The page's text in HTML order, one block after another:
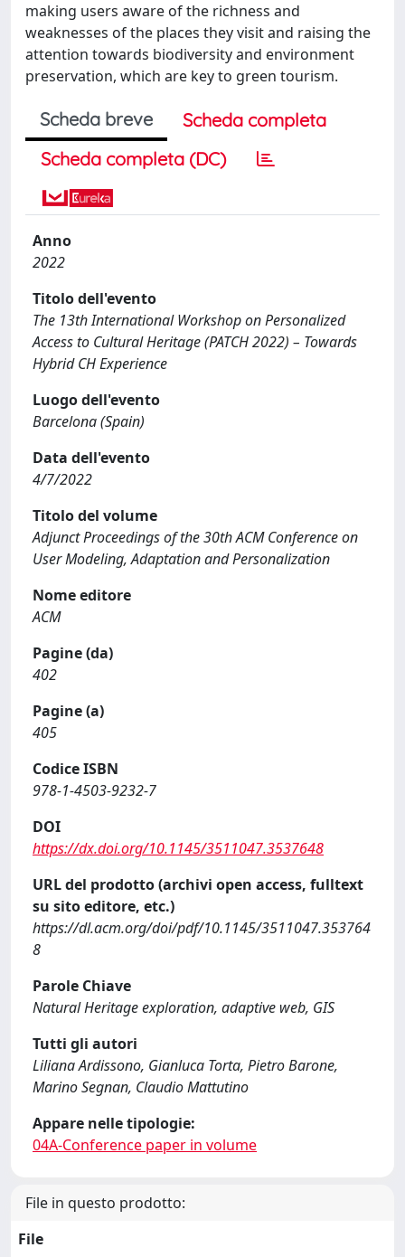
making users aware of the richness and
weaknesses of the places they visit and raising the
attention towards biodiversity and environment
preservation, which are key to green tourism.
Scheda breve
Scheda completa
Scheda completa (DC)
Anno
2022
Titolo dell'evento
The 13th International Workshop on Personalized
Access to Cultural Heritage (PATCH 2022) – Towards
Hybrid CH Experience
Luogo dell'evento
Barcelona (Spain)
Data dell'evento
4/7/2022
Titolo del volume
Adjunct Proceedings of the 30th ACM Conference on
User Modeling, Adaptation and Personalization
Nome editore
ACM
Pagine (da)
402
Pagine (a)
405
Codice ISBN
978-1-4503-9232-7
DOI
https://dx.doi.org/10.1145/3511047.3537648
URL del prodotto (archivi open access, fulltext
su sito editore, etc.)
https://dl.acm.org/doi/pdf/10.1145/3511047.353764
8
Parole Chiave
Natural Heritage exploration, adaptive web, GIS
Tutti gli autori
Liliana Ardissono, Gianluca Torta, Pietro Barone,
Marino Segnan, Claudio Mattutino
Appare nelle tipologie:
04A-Conference paper in volume
File in questo prodotto:
File